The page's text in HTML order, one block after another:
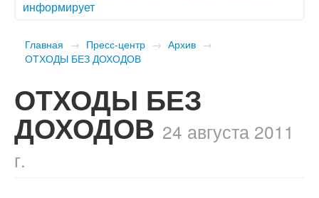
информирует
Главная → Пресс-центр → Архив →
ОТХОДЫ БЕЗ ДОХОДОВ
ОТХОДЫ БЕЗ
ДОХОДОВ 24 августа 2011
г.